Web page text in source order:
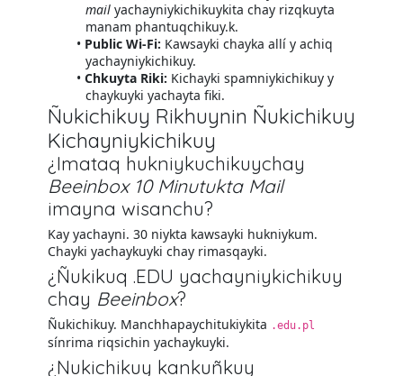
mailyachayniykichikuykita chay rizqkuyta
manam phantuqchikuy.k.
Public Wi-Fi: Kawsayki chayka allí y achiq
yachayniykichikuy.
Chkuyta Riki: Kichayki spamniykichikuy y
chaykuyki yachayta fiki.
Ñukichikuy Rikhuynin Ñukichikuy
Kichayniykichikuy
¿Imataq hukniykuchikuychay
Beeinbox 10 Minutukta Mail
imayna wisanchu?
Kay yachayni. 30 niykta kawsayki hukniykum.
Chayki yachaykuyki chay rimasqayki.
¿Ñukikuq .EDU yachayniykichikuy
chay Beeinbox?
Ñukichikuy. Manchhapaychitukiykita .edu.pl
sínrima riqsichin yachaykuyki.
¿Nukichikuy kankuñkuy